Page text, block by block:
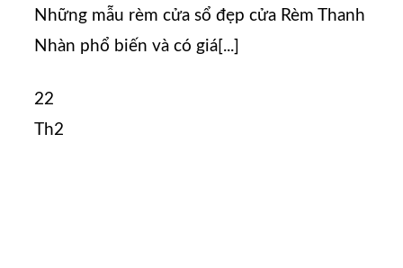
Những mẫu rèm cửa sổ đẹp cửa Rèm Thanh
Nhàn phổ biến và có giá[...]
22
Th2